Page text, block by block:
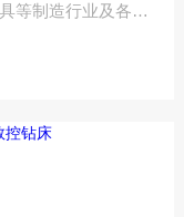
等制造行业及各种
、精加工，该机床
轴)与工作台纵向